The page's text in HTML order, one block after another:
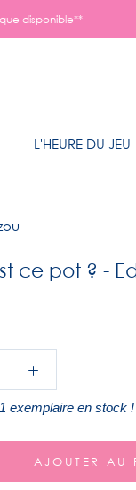
disponible**
L'HEURE DU JEU
ce pot ? -
exemplaire en stock !
AJOUTER AU